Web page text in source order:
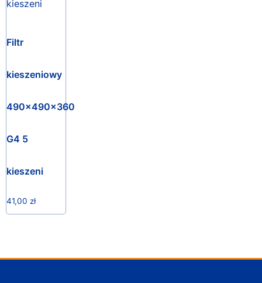
Filtr
kieszeniowy
490x490x360
G4 5
kieszeni
41,00 zł